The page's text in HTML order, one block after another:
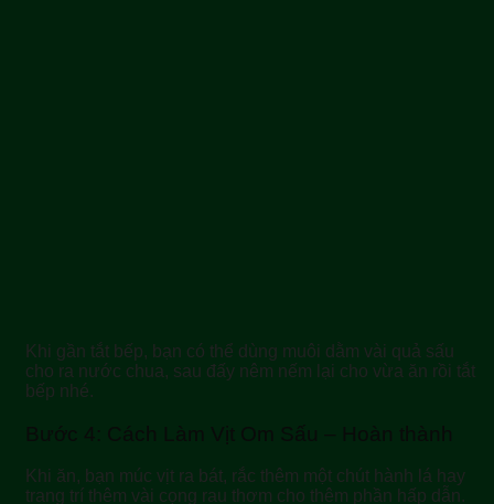
Khi gần tắt bếp, bạn có thể dùng muôi dằm vài quả sấu
cho ra nước chua, sau đấy nêm nếm lại cho vừa ăn rồi tắt
bếp nhé.
Bước 4: Cách Làm Vịt Om Sấu – Hoàn thành
Khi ăn, bạn múc vịt ra bát, rắc thêm một chút hành lá hay
trang trí thêm vài cọng rau thơm cho thêm phần hấp dẫn.